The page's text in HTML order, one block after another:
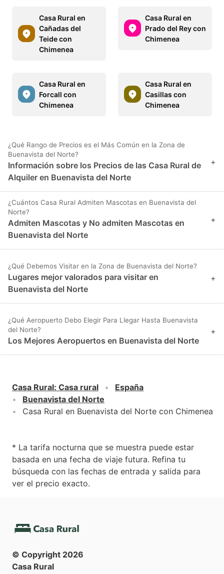
Casa Rural en
Cañadas del
Teide con
Chimenea
Casa Rural en
Prado del Rey con
Chimenea
Casa Rural en
Forcall con
Chimenea
Casa Rural en
Casillas con
Chimenea
¿Qué Rango de Precios es el Más Común en la Zona de
Buenavista del Norte?
Información sobre los Precios de las Casa Rural de
Alquiler en Buenavista del Norte
+
¿Cuántos Casa Rural Admiten Mascotas en Buenavista del
Norte?
Admiten Mascotas y No admiten Mascotas en
Buenavista del Norte
+
¿Qué Debemos Visitar en la Zona de Buenavista del Norte?
Lugares mejor valorados para visitar en
Buenavista del Norte
+
¿Qué Aeropuerto Debo Elegir Para Llegar Hasta Buenavista
del Norte?
Los Mejores Aeropuertos en Buenavista del Norte
+
Casa Rural: Casa rural
España
Buenavista del Norte
Casa Rural en Buenavista del Norte con Chimenea
* La tarifa nocturna que se muestra puede estar
basada en una fecha de viaje futura. Refina tu
búsqueda con las fechas de entrada y salida para
ver el precio exacto.
© Copyright 2026
Casa Rural